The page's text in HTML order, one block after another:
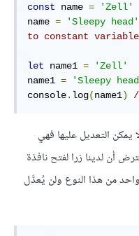
const name =
'Zell'
name = 'Sleepy head'
to constant
let name1 =
'Zell'
name1 =
'Sleepy
console. log(name1)
يمكن التعديل عليها فهي
أن لدينا زرا لفتح نافذة
من هذا النوع ولن يُعدَّل